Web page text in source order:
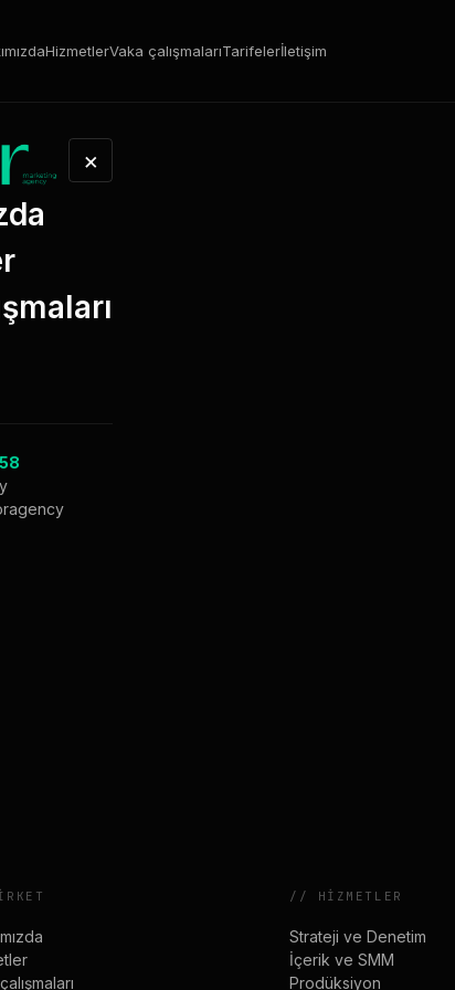
HizmetlerVaka çalışmalarıTarifelerİletişim
×
// HIZMETLER
Strateji ve Denetim
İçerik ve SMM
Prodüksiyon